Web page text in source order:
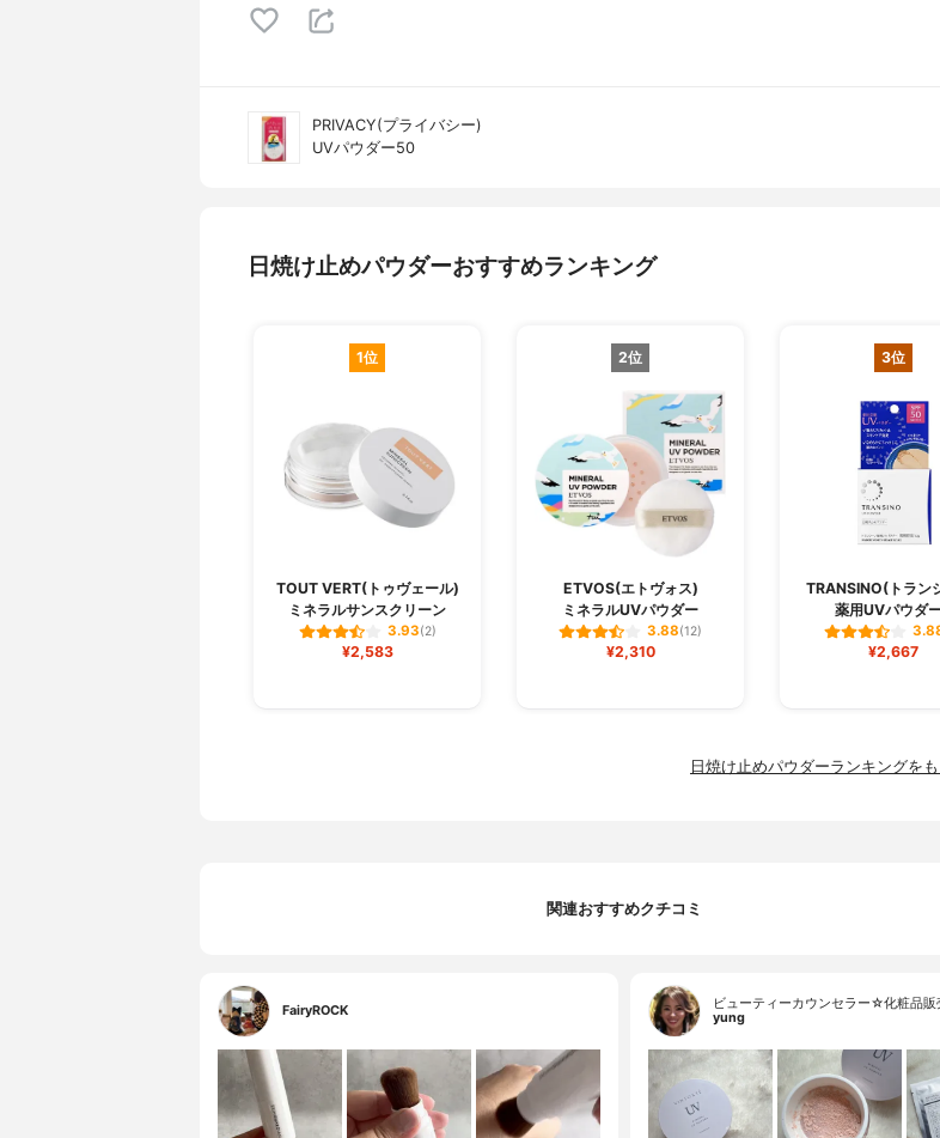
PRIVACY(プライバシー)
UVパウダー50
日焼け止めパウダーおすすめランキング
1位
TOUT VERT(トゥヴェール)
ミネラルサンスクリーン
3.93(2)
¥2,583
2位
ETVOS(エトヴォス)
ミネラルUVパウダー
3.88(12)
¥2,310
3位
TRANSINO(トラン
薬用UVパウダ
¥2,667
日焼け止めパウダーランキングを
関連おすすめクチコミ
FairyROCK
ビューティーカウンセラー☆化粧品
yung